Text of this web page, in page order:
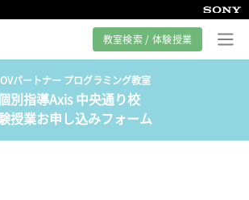
教室検索 / 体験授業
グ教室とは
紹介
パートナー プログラミング教室
別指導Axis 中央通り校
授業お申し込みフォーム